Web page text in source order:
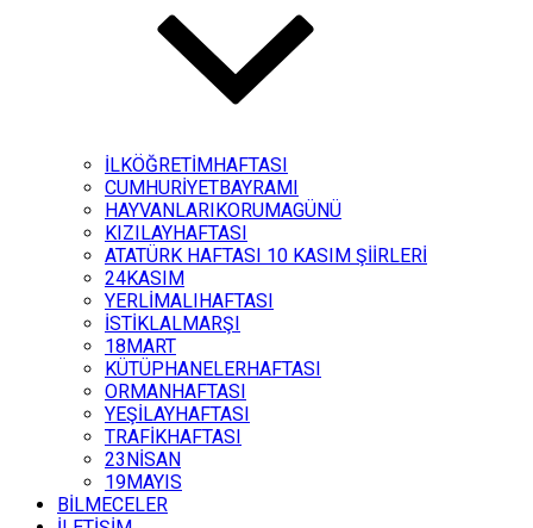
İLKÖĞRETİMHAFTASI
CUMHURİYETBAYRAMI
HAYVANLARIKORUMAGÜNÜ
KIZILAYHAFTASI
ATATÜRK HAFTASI 10 KASIM ŞİİRLERİ
24KASIM
YERLİMALIHAFTASI
İSTİKLALMARŞI
18MART
KÜTÜPHANELERHAFTASI
ORMANHAFTASI
YEŞİLAYHAFTASI
TRAFİKHAFTASI
23NİSAN
19MAYIS
BİLMECELER